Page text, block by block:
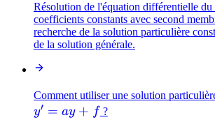
Résolution de l'équation différentielle du
coefficients constants avec second
recherche de la solution particulière
de la solution générale.
Comment utiliser une solution
y′ = ay + f?